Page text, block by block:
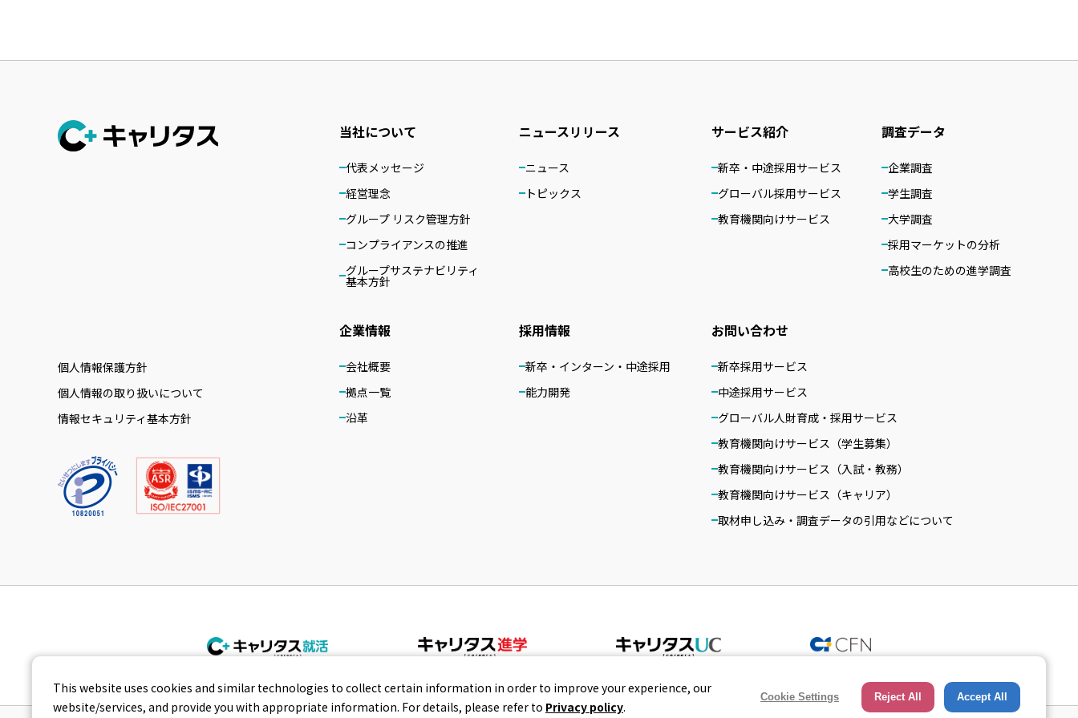
当社について
代表メッセージ
経営理念
グループ リスク管理方針
コンプライアンスの推進
グループサステナビリティ
基本方針
ニュースリリース
ニュース
トピックス
サービス紹介
新卒・中途採用サービス
グローバル採用サービス
教育機関向けサービス
調査データ
企業調査
学生調査
大学調査
採用マーケットの分析
高校生のための進学調査
企業情報
会社概要
拠点一覧
沿革
採用情報
新卒・インターン・中途採用
能力開発
お問い合わせ
新卒採用サービス
中途採用サービス
グローバル人財育成・採用サービス
教育機関向けサービス（学生募集）
教育機関向けサービス（入試・教務）
教育機関向けサービス（キャリア）
取材申し込み・調査データの引用などについて
個人情報保護方針
個人情報の取り扱いについて
情報セキュリティ基本方針
This website uses cookies and similar technologies to collect certain information in order to improve your experience, our
website/services, and provide you with appropriate information. For details, please refer to Privacy policy.
Cookie Settings Reject All Accept All